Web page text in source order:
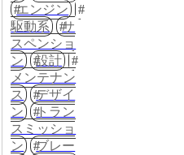
エンジン
駆動系
サ
スペンショ
ン
設計
メンテナン
ス
デザイ
ン
トラン
スミッショ
ン
ブレー